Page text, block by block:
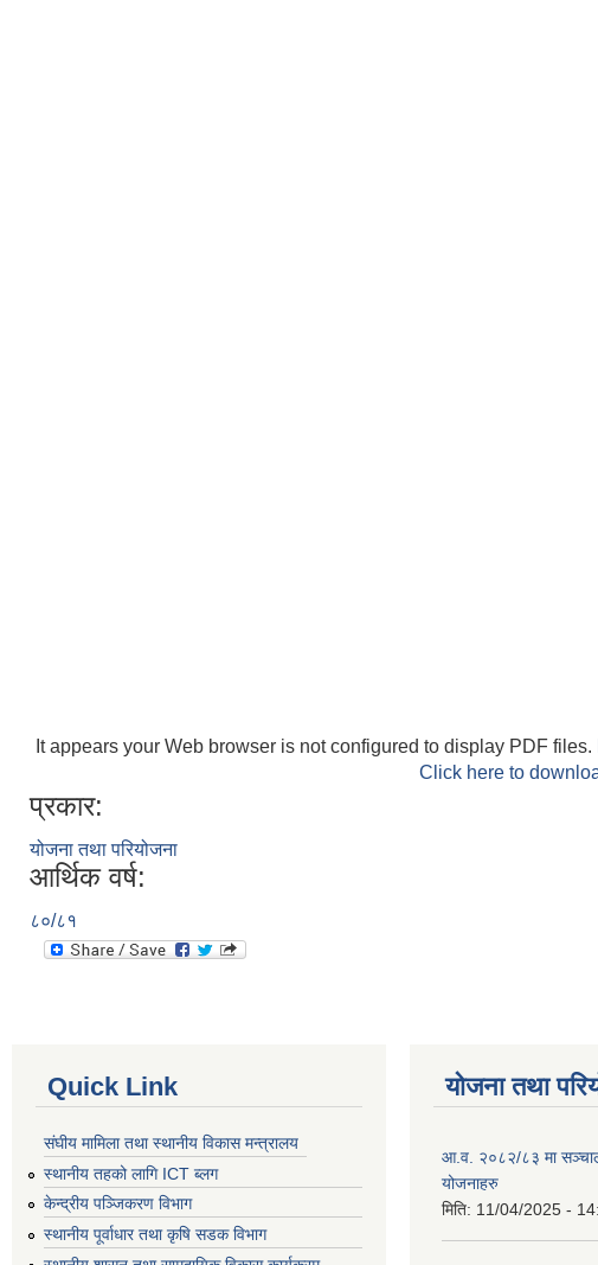
It appears your Web browser is not configured to display PDF files.
Click here to
प्रकार:
योजना तथा परियोजना
आर्थिक वर्ष:
८०/८१
Quick Link
संघीय मामिला तथा स्थानीय विकास मन्त्रालय
स्थानीय तहको लागि ICT ब्लग
केन्द्रीय पञ्जिकरण विभाग
स्थानीय पूर्वाधार तथा कृषि सडक विभाग
योजना तथा
आ.व. २०८२/८३ मा
योजनाहरु
मिति: 11/04/2025 -